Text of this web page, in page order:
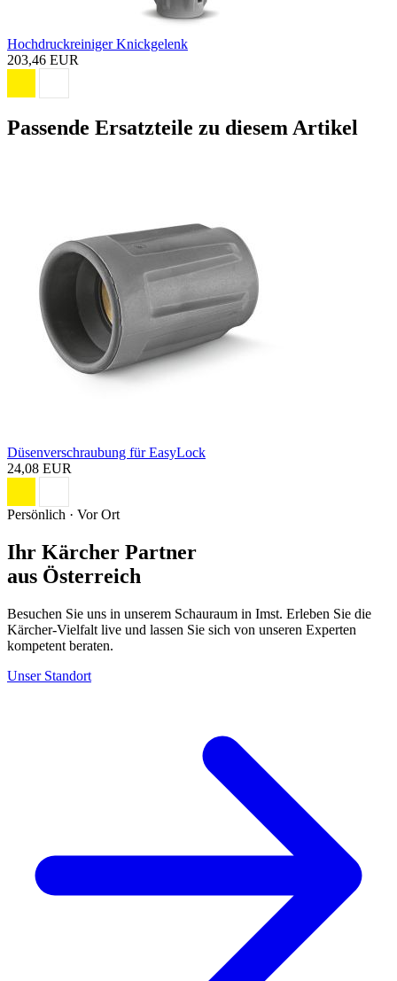
Hochdruckreiniger Knickgelenk
203,46 EUR
Passende Ersatzteile zu diesem Artikel
Düsenverschraubung für EasyLock
24,08 EUR
Persönlich · Vor Ort
Ihr Kärcher Partner
aus Österreich
Besuchen Sie uns in unserem Schauraum in Imst. Erleben Sie die
Kärcher-Vielfalt live und lassen Sie sich von unseren Experten
kompetent beraten.
Unser Standort